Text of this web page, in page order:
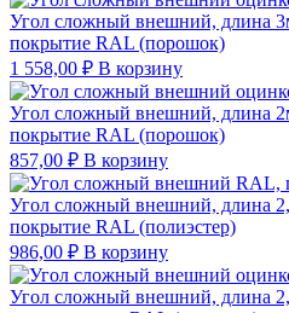
Угол сложный внешний, длина
покрытие RAL (порошок)
1 558,00 ₽ В корзину
Угол сложный внешний, длина
покрытие RAL (порошок)
857,00 ₽ В корзину
Угол сложный внешний, длина
покрытие RAL (полиэстер)
986,00 ₽ В корзину
Угол сложный внешний, длина